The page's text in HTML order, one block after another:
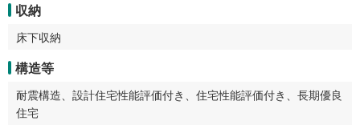
収納
床下収納
構造等
耐震構造、設計住宅性能評価付き、住宅性能評価付き、長期優良
住宅